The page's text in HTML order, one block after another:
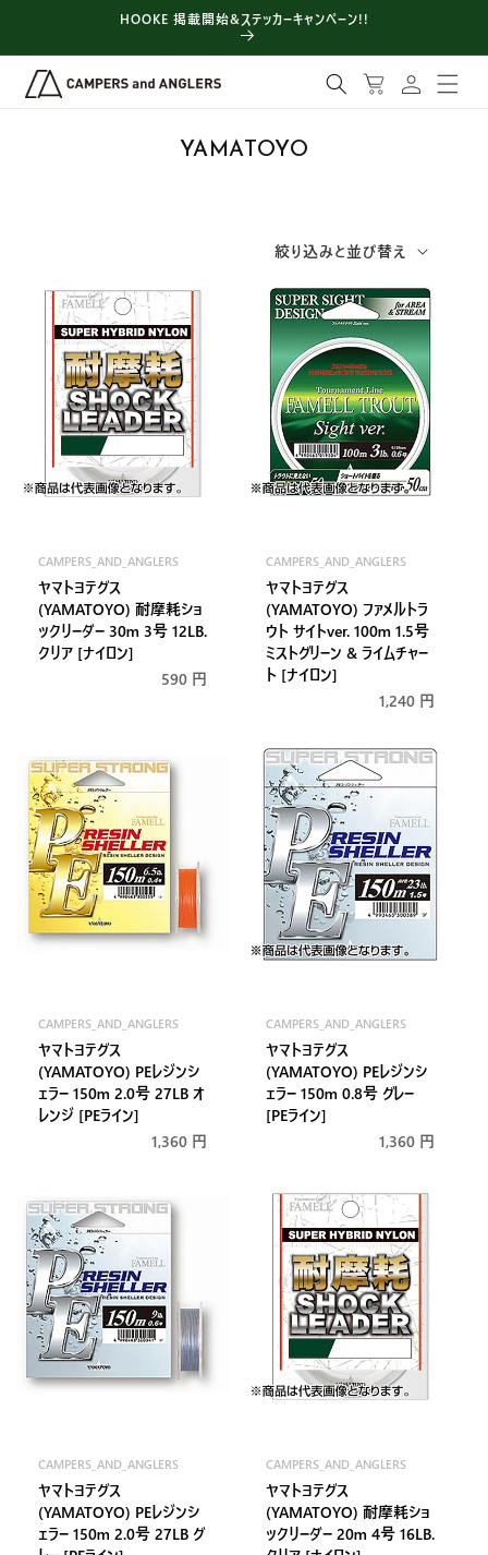
HOOKE 掲載開始&ステッカーキャンペーン!!
カ
ー
イ
コ
ン
:
YAMATOYO
絞り込みと並び替え
販
売
元:
CAMPERS_AND_ANGLERS
ヤマトヨテグス
(YAMATOYO) 耐摩耗ショ
ックリーダー 30m 3号 12LB.
クリア [ナイロン]
通
590 円
販
売
元:
CAMPERS_AND_ANGLERS
ヤマトヨテグス
(YAMATOYO) ファメルトラ
ウト サイトver. 100m 1.5号
ミストグリーン & ライムチャー
ト [ナイロン]
通
格
1,240 円
販
売
元:
CAMPERS_AND_ANGLERS
ヤマトヨテグス
(YAMATOYO) PEレジンシ
ェラー 150m 2.0号 27LB オ
レンジ [PEライン]
通
格
1,360 円
販
売
元:
CAMPERS_AND_ANGLERS
ヤマトヨテグス
(YAMATOYO) PEレジンシ
ェラー 150m 0.8号 グレー
[PEライン]
通
格
1,360 円
販
売
元:
CAMPERS_AND_ANGLERS
ヤマトヨテグス
(YAMATOYO) PEレジンシ
ェラー 150m 2.0号 27LB グ
販
売
元:
CAMPERS_AND_ANGLERS
ヤマトヨテグス
(YAMATOYO) 耐摩耗ショ
ックリーダー 20m 4号 16LB.